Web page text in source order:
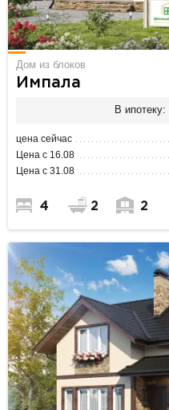
Дом из блоков
Импала
В ипотеку:
цена сейчас
Цена с 16.08
Цена с 31.08
4 2 2